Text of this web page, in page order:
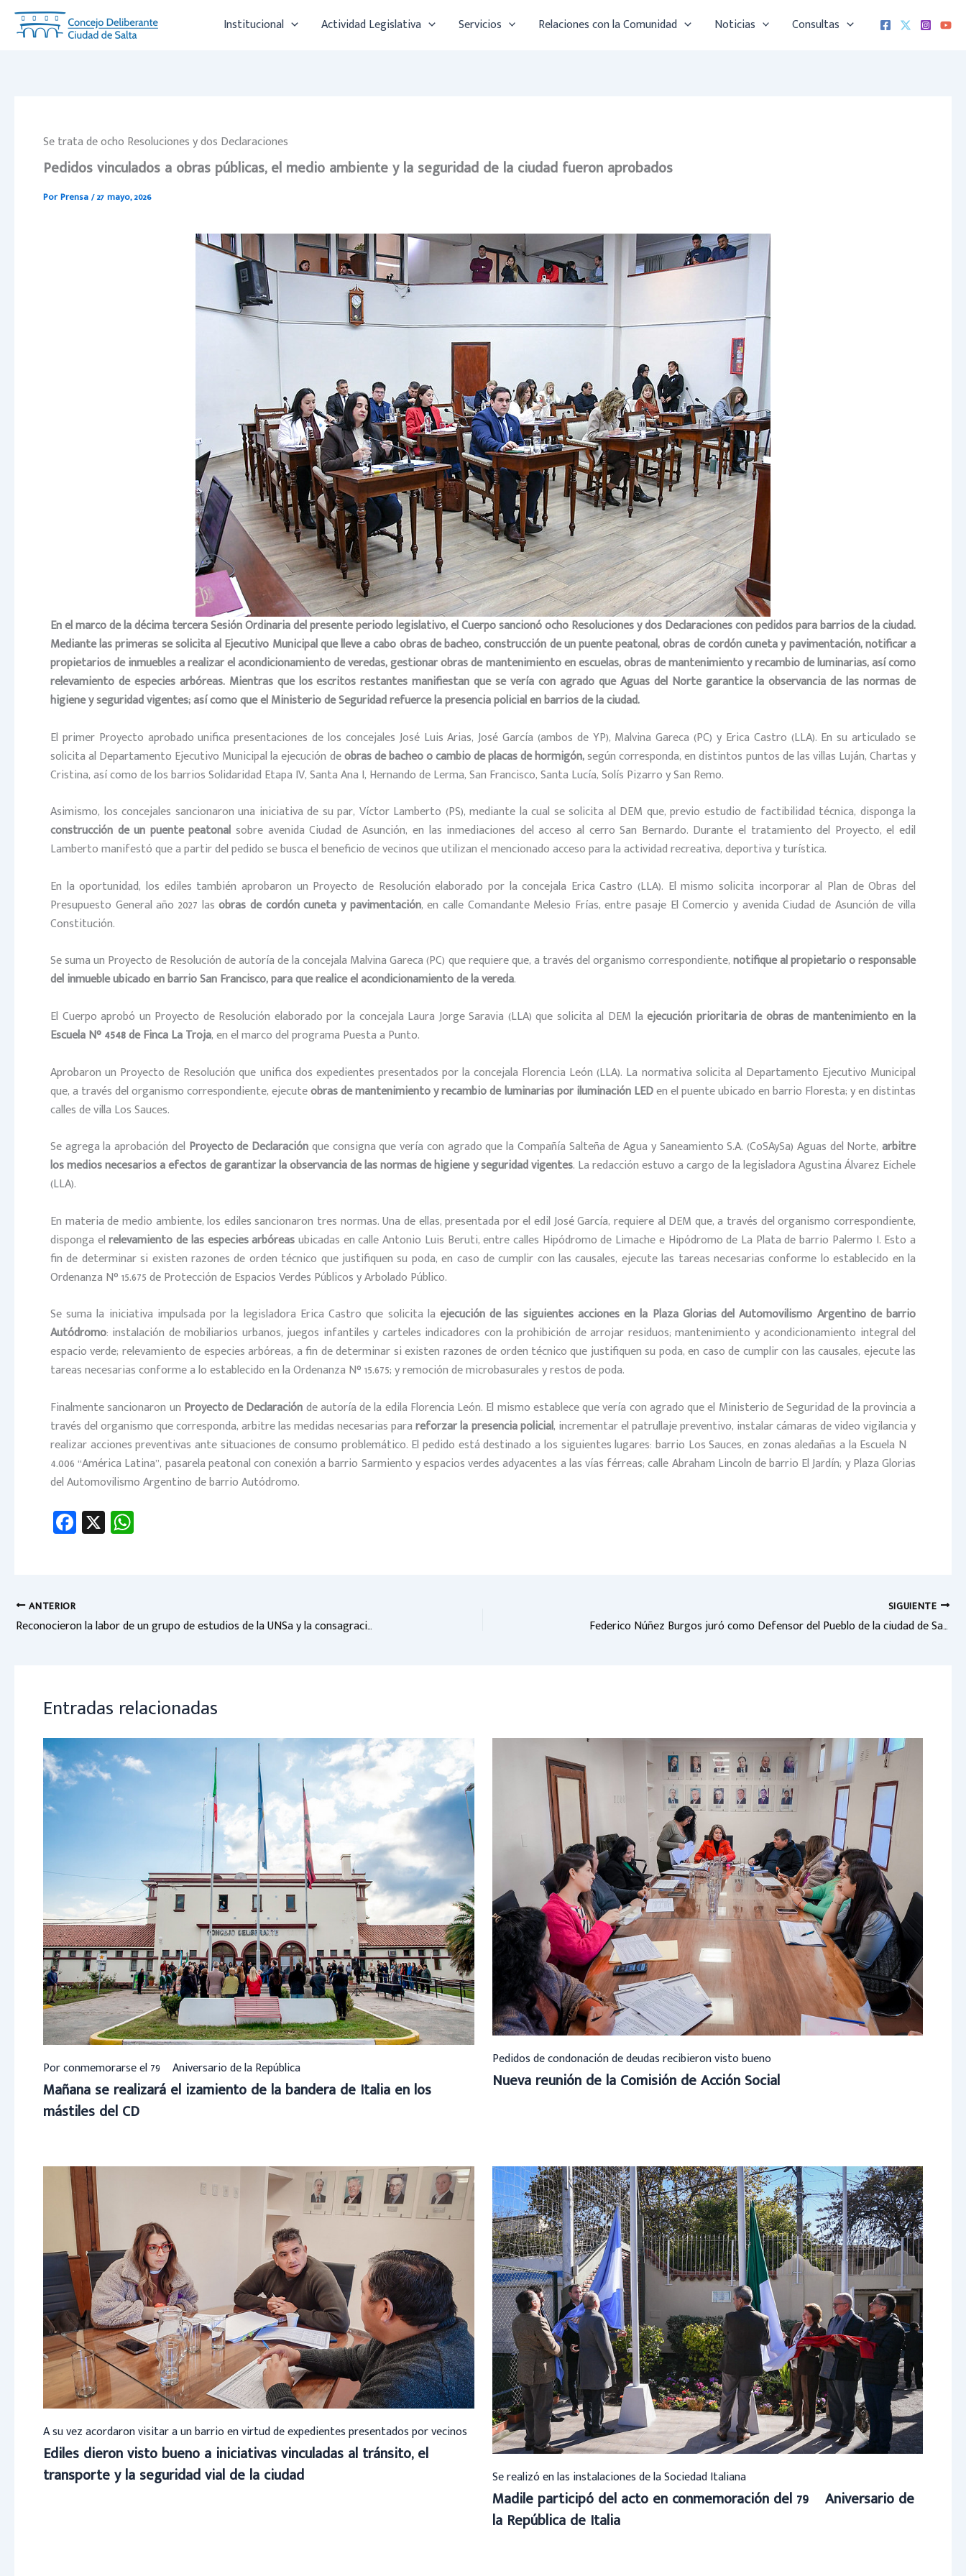
Institucional Actividad Legislativa Servicios Relaciones con la Comunidad Noticias Consultas
Se trata de ocho Resoluciones y dos Declaraciones
Pedidos vinculados a obras públicas, el medio ambiente y la seguridad de la ciudad fueron aprobados
PorPrensa/27 mayo, 2026
En el marco de la décima tercera Sesión Ordinaria del presente periodo legislativo, el Cuerpo sancionó ocho Resoluciones y dos Declaraciones con pedidos para barrios de la ciudad.
Mediante las primeras se solicita al Ejecutivo Municipal que lleve a cabo obras de bacheo,construcción de un puente peatonal,obras de cordón cuneta y pavimentación, notificar a
propietarios de inmuebles a realizar el acondicionamiento de veredas,gestionarobras de mantenimientoen escuelas,obras de mantenimiento y recambio de luminarias, así como
relevamiento de especies arbóreas. Mientras que los escritos restantes manifiestan que se vería con agrado que Aguas del Nortegarantice la observancia de las normas de
higiene y seguridad vigentes; así como que el Ministerio de Seguridad refuerce la presencia policial en barrios de la ciudad.
El primer Proyecto aprobado unifica presentaciones de los concejales José Luis Arias, José García (ambos de YP), Malvina Gareca (PC) y Erica Castro (LLA). En su articulado se
solicita al Departamento Ejecutivo Municipal la ejecución deobras de bacheo o cambio de placas de hormigón,según corresponda, en distintos puntos de las villas Luján, Chartas y
Cristina, así como de los barrios Solidaridad Etapa IV, Santa Ana I, Hernando de Lerma, San Francisco, Santa Lucía, Solís Pizarro y San Remo.
Asimismo, los concejales sancionaron una iniciativa de su par, Víctor Lamberto (PS), mediante la cual se solicita al DEM que, previo estudio de factibilidad técnica, disponga la
construcción de un puente peatonal sobre avenida Ciudad de Asunción, en las inmediaciones del acceso al cerro San Bernardo. Durante el tratamiento del Proyecto, el edil
Lamberto manifestó que a partir del pedido se busca el beneficio de vecinos que utilizan el mencionado acceso para la actividad recreativa, deportiva y turística.
En la oportunidad, los ediles también aprobaron un Proyecto de Resolución elaborado por la concejala Erica Castro (LLA). El mismo solicita incorporar al Plan de Obras del
Presupuesto General año 2027 lasobras de cordón cuneta y pavimentación, en calle Comandante Melesio Frías, entre pasaje El Comercio y avenida Ciudad de Asunción de villa
Constitución.
Se suma un Proyecto de Resolución de autoría de la concejala Malvina Gareca (PC) que requiere que, a través del organismo correspondiente,notifique al propietario o responsable
del inmueble ubicado en barrio San Francisco, para que realice el acondicionamiento de la vereda.
El Cuerpo aprobó un Proyecto de Resolución elaborado por la concejala Laura Jorge Saravia (LLA) que solicita al DEM laejecución prioritaria de obras de mantenimiento en la
Escuela N° 4548 de Finca La Troja, en el marco del programa Puesta a Punto.
Aprobaron un Proyecto de Resolución que unifica dos expedientes presentados por la concejala Florencia León (LLA). La normativa solicita al Departamento Ejecutivo Municipal
que, a través del organismo correspondiente, ejecuteobras de mantenimiento y recambio de luminarias por iluminación LEDen el puente ubicado en barrio Floresta; y en distintas
calles de villa Los Sauces.
Se agrega la aprobación del Proyecto de Declaraciónque consigna que vería con agrado que la Compañía Salteña de Agua y Saneamiento S.A. (CoSAySa) Aguas del Norte,arbitre
los medios necesarios a efectos de garantizar la observancia de las normas de higiene y seguridad vigentes. La redacción estuvo a cargo de la legisladora Agustina Álvarez Eichele
(LLA).
En materia de medio ambiente, los ediles sancionaron tres normas. Una de ellas, presentada por el edil José García, requiere al DEM que, a través del organismo correspondiente,
disponga elrelevamiento de las especies arbóreasubicadas en calle Antonio Luis Beruti, entre calles Hipódromo de Limache e Hipódromo de La Plata de barrio Palermo I. Esto a
fin de determinar si existen razones de orden técnico que justifiquen su poda, en caso de cumplir con las causales, ejecute las tareas necesarias conforme lo establecido en la
Ordenanza N° 15.675 de Protección de Espacios Verdes Públicos y Arbolado Público.
Se suma la iniciativa impulsada por la legisladora Erica Castro que solicita la ejecución de las siguientes acciones en la Plaza Glorias del Automovilismo Argentino de barrio
Autódromo: instalación de mobiliarios urbanos, juegos infantiles y carteles indicadores con la prohibición de arrojar residuos; mantenimiento y acondicionamiento integral del
espacio verde; relevamiento de especies arbóreas, a fin de determinar si existen razones de orden técnico que justifiquen su poda, en caso de cumplir con las causales, ejecute las
tareas necesarias conforme a lo establecido en la Ordenanza N° 15.675; y remoción de microbasurales y restos de poda.
Finalmente sancionaron un Proyecto de Declaraciónde autoría de la edila Florencia León. El mismo establece que vería con agrado que el Ministerio de Seguridad de la provincia a
través del organismo que corresponda, arbitre las medidas necesarias parareforzar la presencia policial, incrementar el patrullaje preventivo, instalar cámaras de video vigilancia y
realizar acciones preventivas ante situaciones de consumo problemático. El pedido está destinado a los siguientes lugares: barrio Los Sauces, en zonas aledañas a la Escuela Nº
4.006 “América Latina”, pasarela peatonal con conexión a barrio Sarmiento y espacios verdes adyacentes a las vías férreas; calle Abraham Lincoln de barrio El Jardín; y Plaza Glorias
del Automovilismo Argentino de barrio Autódromo.
Fa
ce
ok
X
p
p
ANTERIOR
Reconocieron la labor de un grupo de estudios de la UNSa y la consagración de equipos de fútbol barriales
SIGUIENTE
Federico Núñez Burgos juró como Defensor del Pueblo de la ciudad de Salta
Entradas relacionadas
Por conmemorarse el 79º Aniversario de la República
Mañana se realizará el izamiento de la bandera de Italia en los
mástiles del CD
Pedidos de condonación de deudas recibieron visto bueno
Nueva reunión de la Comisión de Acción Social
A su vez acordaron visitar a un barrio en virtud de expedientes presentados por vecinos
Ediles dieron visto bueno a iniciativas vinculadas al tránsito, el
transporte y la seguridad vial de la ciudad
Se realizó en las instalaciones de la Sociedad Italiana
Madile participó del acto en conmemoración del 79º Aniversario de
la República de Italia